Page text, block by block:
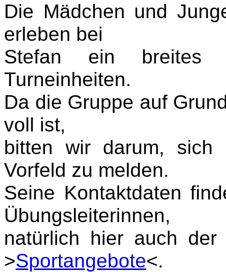
Die Mädchen und
erleben bei
Stefan ein breites
Turneinheiten.
Da die Gruppe auf
voll ist,
bitten wir darum, sich
Vorfeld zu melden.
Seine Kontaktdaten
Übungsleiterinnen,
natürlich hier auch
>Sportangebote<.